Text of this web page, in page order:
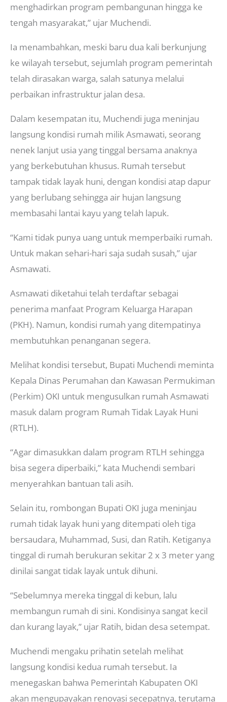
menghadirkan program pembangunan hingga ke
tengah masyarakat,” ujar Muchendi.
Ia menambahkan, meski baru dua kali berkunjung
ke wilayah tersebut, sejumlah program pemerintah
telah dirasakan warga, salah satunya melalui
perbaikan infrastruktur jalan desa.
Dalam kesempatan itu, Muchendi juga meninjau
langsung kondisi rumah milik Asmawati, seorang
nenek lanjut usia yang tinggal bersama anaknya
yang berkebutuhan khusus. Rumah tersebut
tampak tidak layak huni, dengan kondisi atap dapur
yang berlubang sehingga air hujan langsung
membasahi lantai kayu yang telah lapuk.
“Kami tidak punya uang untuk memperbaiki rumah.
Untuk makan sehari-hari saja sudah susah,” ujar
Asmawati.
Asmawati diketahui telah terdaftar sebagai
penerima manfaat Program Keluarga Harapan
(PKH). Namun, kondisi rumah yang ditempatinya
membutuhkan penanganan segera.
Melihat kondisi tersebut, Bupati Muchendi meminta
Kepala Dinas Perumahan dan Kawasan Permukiman
(Perkim) OKI untuk mengusulkan rumah Asmawati
masuk dalam program Rumah Tidak Layak Huni
(RTLH).
“Agar dimasukkan dalam program RTLH sehingga
bisa segera diperbaiki,” kata Muchendi sembari
menyerahkan bantuan tali asih.
Selain itu, rombongan Bupati OKI juga meninjau
rumah tidak layak huni yang ditempati oleh tiga
bersaudara, Muhammad, Susi, dan Ratih. Ketiganya
tinggal di rumah berukuran sekitar 2 x 3 meter yang
dinilai sangat tidak layak untuk dihuni.
“Sebelumnya mereka tinggal di kebun, lalu
membangun rumah di sini. Kondisinya sangat kecil
dan kurang layak,” ujar Ratih, bidan desa setempat.
Muchendi mengaku prihatin setelah melihat
langsung kondisi kedua rumah tersebut. Ia
menegaskan bahwa Pemerintah Kabupaten OKI
akan mengupayakan renovasi secepatnya, terutama